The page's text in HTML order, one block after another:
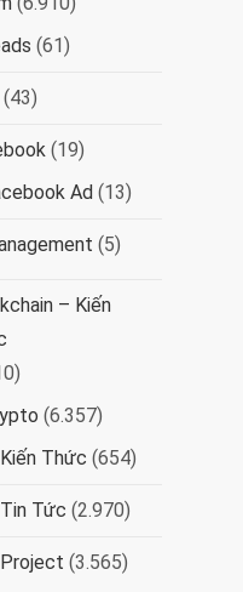
(61)
(43)
(19)
Ad (13)
(5)
– Kiến
(6.357)
Kiến Thức (654)
Tin Tức (2.970)
Project (3.565)